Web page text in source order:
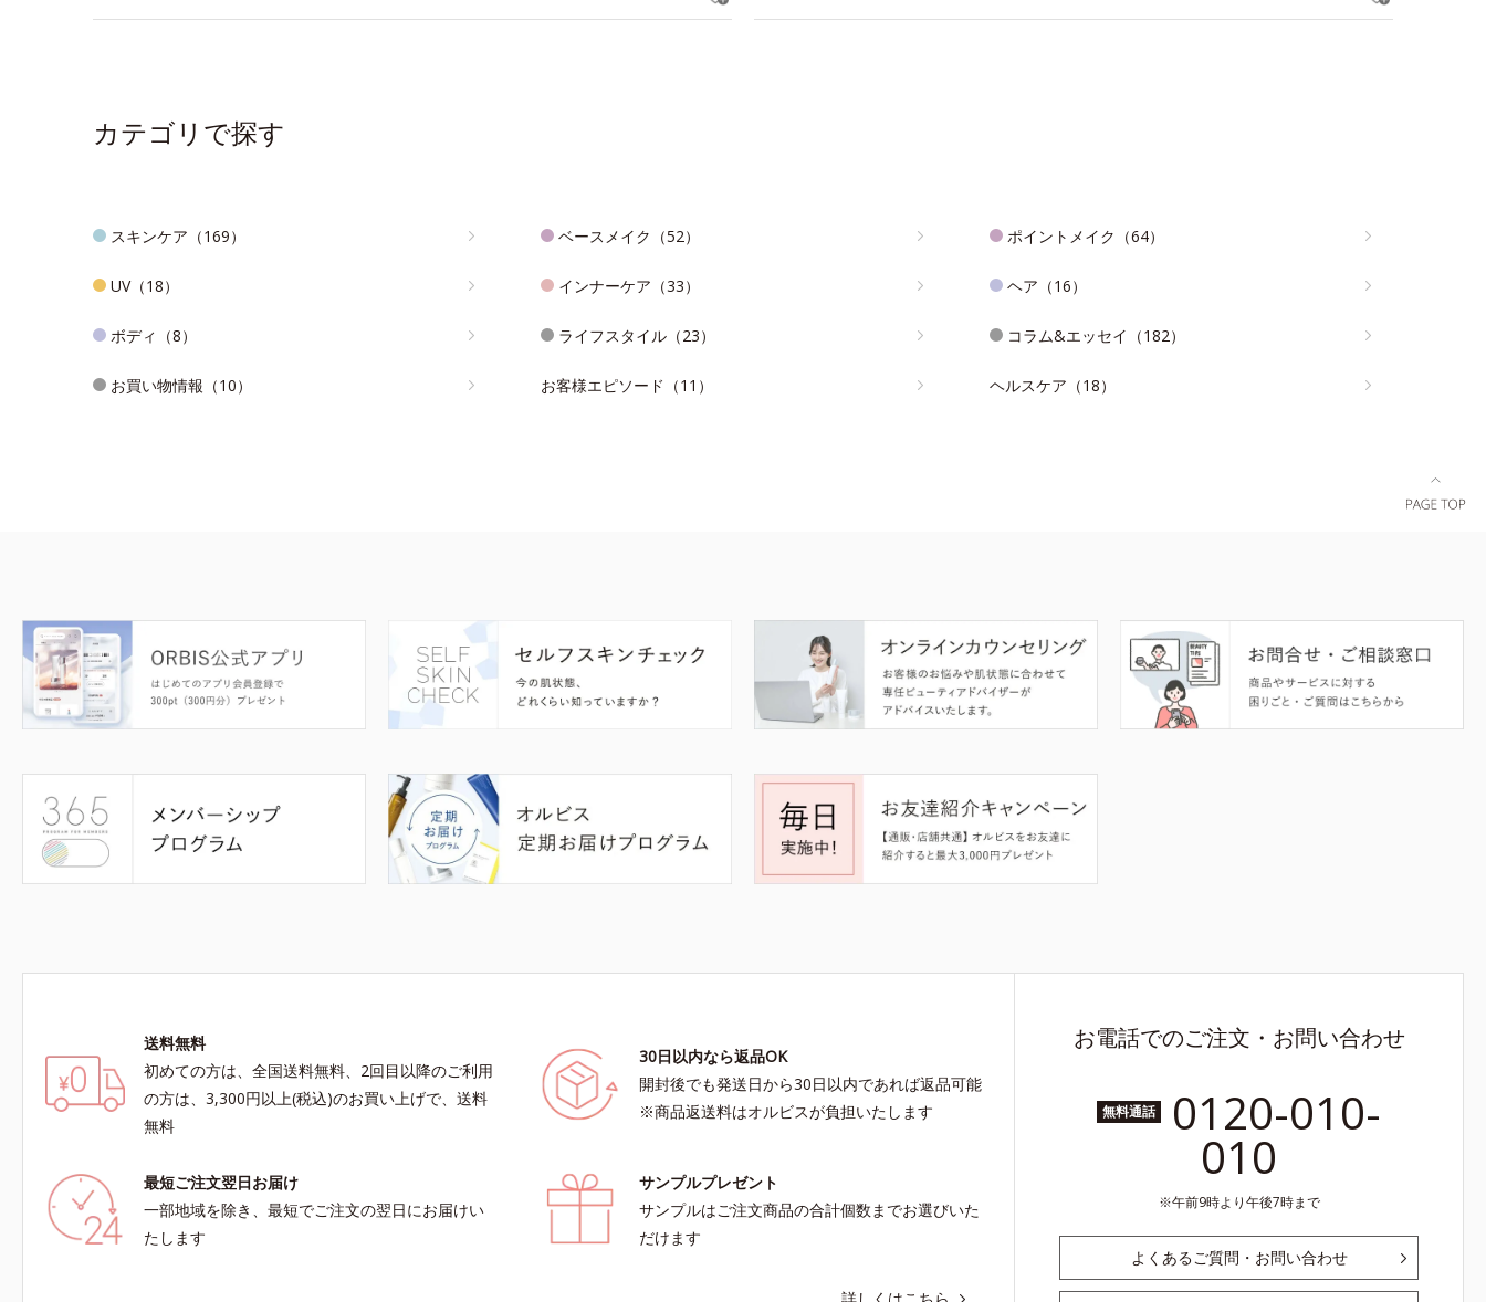
カテゴリで探す
スキンケア（169） ベースメイク（52） ポイントメイク（64）
UV（18） インナーケア（33） ヘア（16）
ボディ（8） ライフスタイル（23） コラム&エッセイ（182）
お買い物情報（10） お客様エピソード（11） ヘルスケア（18）
送料無料
初めての方は、全国送料無料、2回目以降のご利用
の方は、3,300円以上(税込)のお買い上げで、送料
無料
30日以内なら返品OK
開封後でも発送日から30日以内であれば返品可能
※商品返送料はオルビスが負担いたします
最短ご注文翌日お届け
一部地域を除き、最短でご注文の翌日にお届けい
たします
サンプルプレゼント
サンプルはご注文商品の合計個数までお選びいた
だけます
お電話でのご注文・お問い合わせ
無料通話 0120-010-
010
午前9時より午後7時まで
よくあるご質問・お問い合わせ